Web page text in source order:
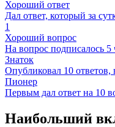
Хороший ответ
Дал ответ, который за
1
Хороший вопрос
На вопрос подписалось 5
Знаток
Опубликовал 10
Пионер
Первым дал ответ на 10
Наибольший